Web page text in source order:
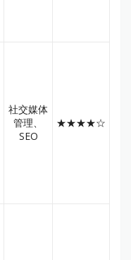
社交媒体
管理、
SEO
★★★★☆